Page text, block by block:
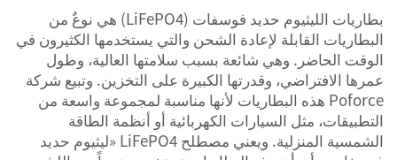
المنتجات
الخدمات
بطاريات الليثيوم حديد فوسفات (LiFePO4) هي نوعٌ من
البطاريات القابلة لإعادة الشحن والتي يستخدمها الكثيرون في
الوقت الحاضر. وهي شائعة بسبب سلامتها العالية، وطول
عمرها الافتراضي، وقدرتها الكبيرة على التخزين. وتبيع شركة
Poforce هذه البطاريات لأنها مناسبة لمجموعة واسعة من
التطبيقات، مثل السيارات الكهربائية أو أنظمة الطاقة
الشمسية المنزلية. ويعني مصطلح LiFePO4 «ليثيوم حديد